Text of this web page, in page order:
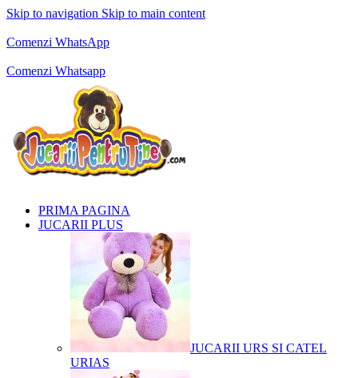
Skip to navigation Skip to main content
Comenzi WhatsApp
Comenzi Whatsapp
PRIMA PAGINA
JUCARII PLUS
JUCARII URS SI CATEL
URIAS